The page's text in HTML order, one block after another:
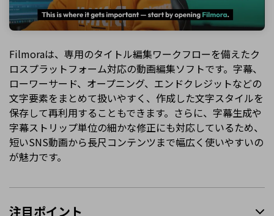
Filmoraは、専用のタイトル編集ワークフローを備えたク
ロスプラットフォーム対応の動画編集ソフトです。字幕、
ローワーサード、オープニング、エンドクレジットなどの
文字要素をまとめて扱いやすく、作成した文字スタイルを
保存して再利用することもできます。さらに、字幕生成や
字幕ストリップ単位の細かな修正にも対応しているため、
短いSNS動画から長尺コンテンツまで幅広く使いやすいの
が魅力です。
注目ポイント